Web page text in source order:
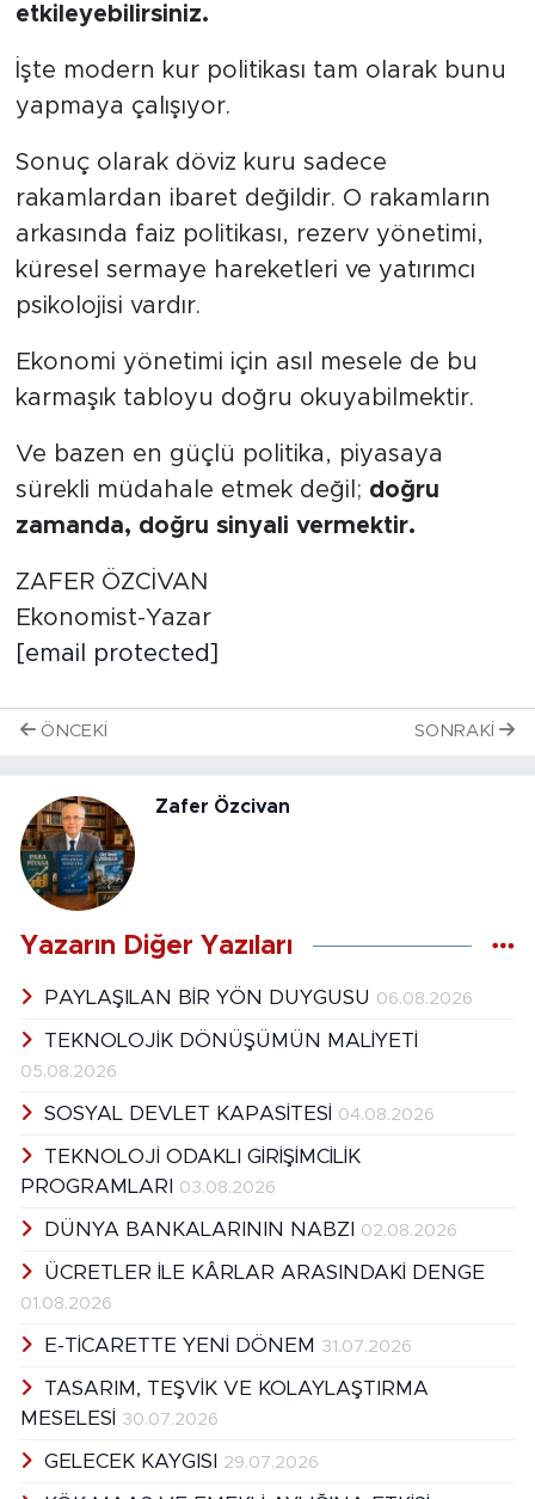
etkileyebilirsiniz.
İşte modern kur politikası tam olarak bunu
yapmaya çalışıyor.
Sonuç olarak döviz kuru sadece
rakamlardan ibaret değildir. O rakamların
arkasında faiz politikası, rezerv yönetimi,
küresel sermaye hareketleri ve yatırımcı
psikolojisi vardır.
Ekonomi yönetimi için asıl mesele de bu
karmaşık tabloyu doğru okuyabilmektir.
Ve bazen en güçlü politika, piyasaya
sürekli müdahale etmek değil; doğru
zamanda, doğru sinyali vermektir.
ZAFER ÖZCİVAN
Ekonomist-Yazar
[email protected]
ÖNCEKI SONRAKI
Zafer Özcivan
Yazarın Diğer Yazıları
PAYLAŞILAN BİR YÖN DUYGUSU 06.08.2026
TEKNOLOJİK DÖNÜŞÜMÜN MALİYETİ
05.08.2026
SOSYAL DEVLET KAPASİTESİ 04.08.2026
TEKNOLOJİ ODAKLI GİRİŞİMCİLİK
PROGRAMLARI
03.08.2026
DÜNYA BANKALARININ NABZI 02.08.2026
ÜCRETLER İLE KÂRLAR ARASINDAKİ DENGE
01.08.2026
E-TİCARETTE YENİ DÖNEM 31.07.2026
TASARIM, TEŞVİK VE KOLAYLAŞTIRMA
MESELESİ
30.07.2026
GELECEK KAYGISI 29.07.2026